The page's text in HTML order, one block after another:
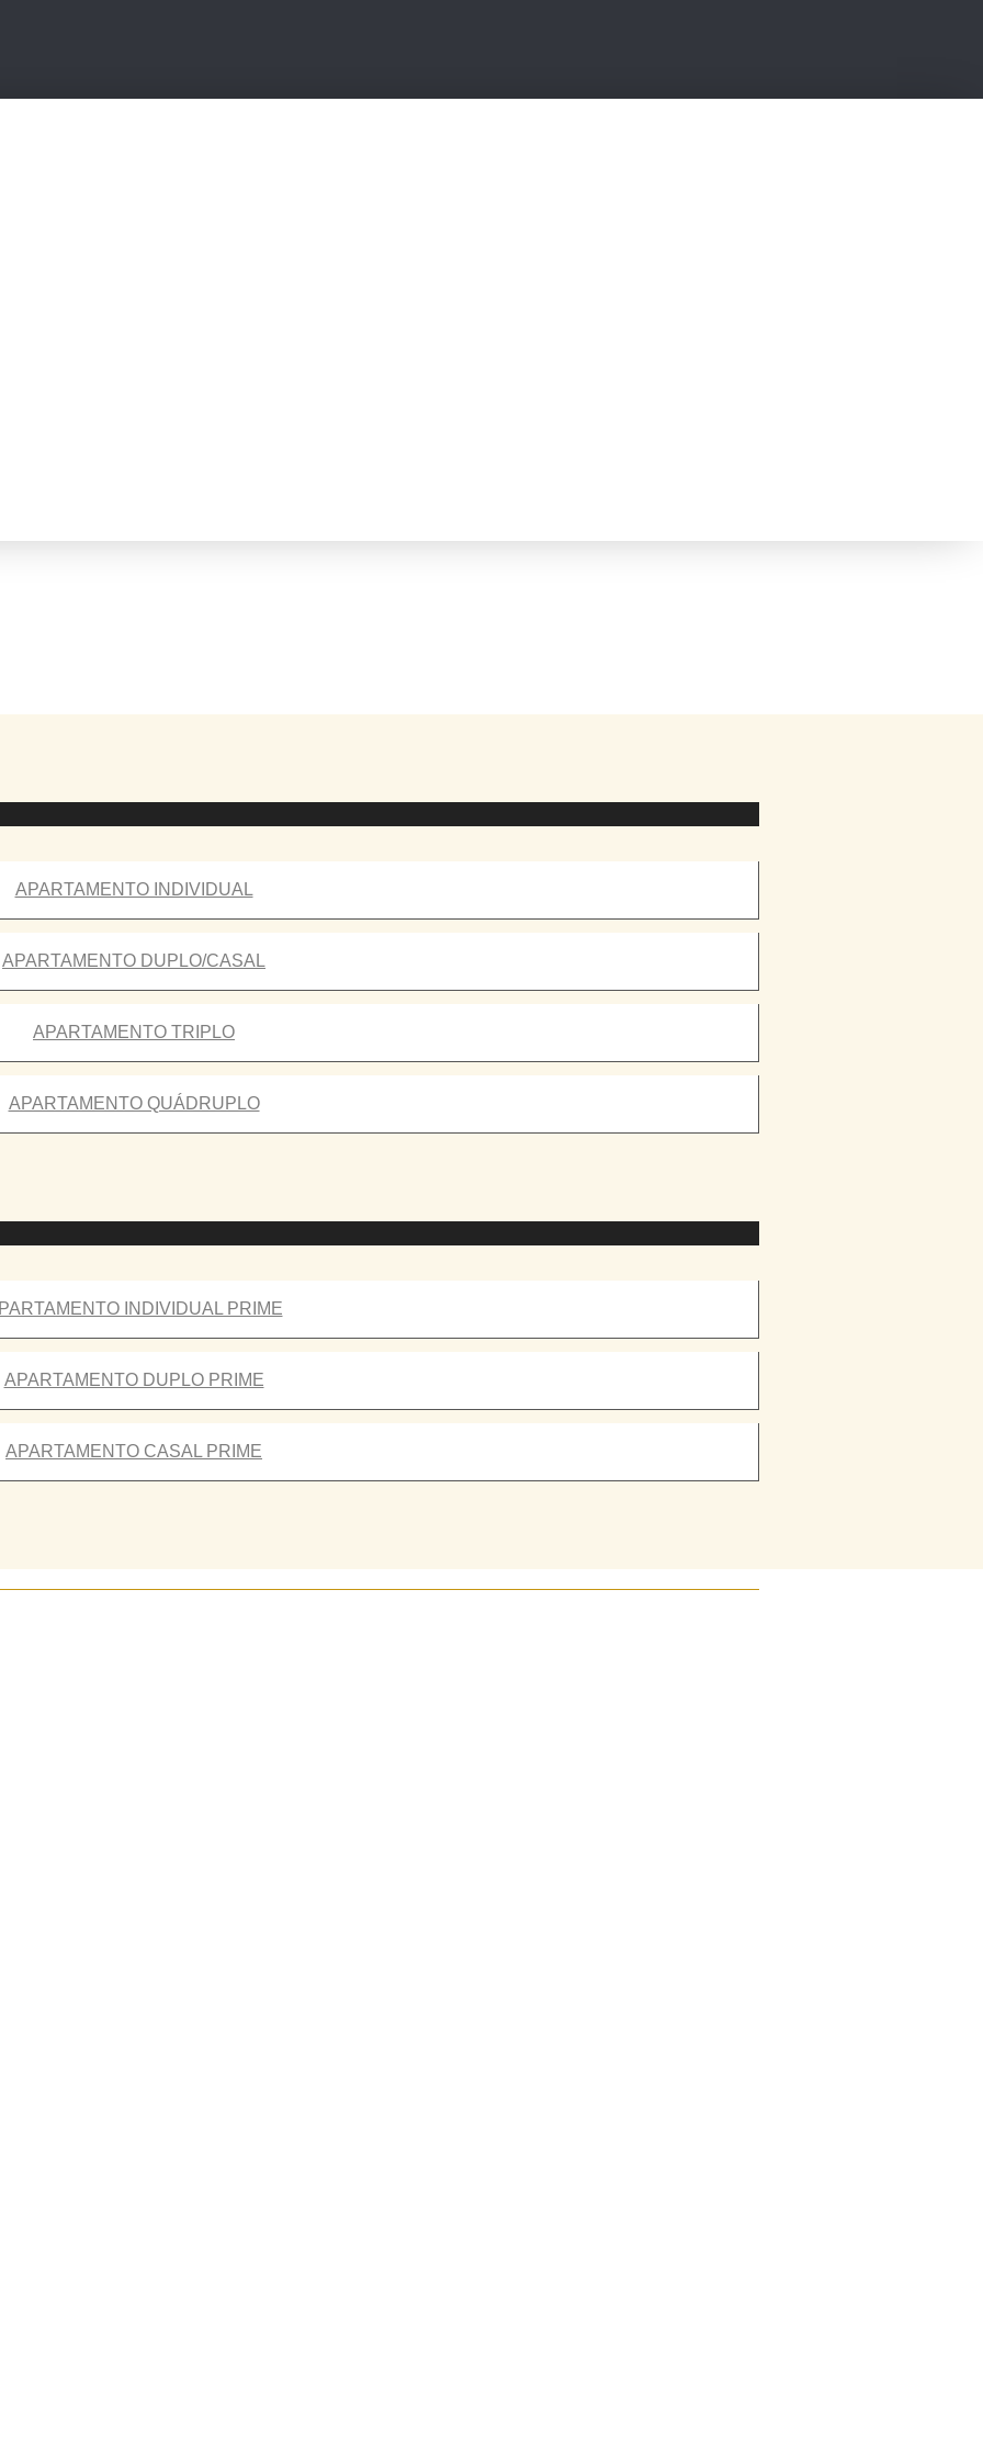
APARTAMENTO INDIVIDUAL
APARTAMENTO DUPLO/CASAL
APARTAMENTO TRIPLO
APARTAMENTO QUÁDRUPLO
INDIVIDUAL PRIME
APARTAMENTO DUPLO PRIME
APARTAMENTO CASAL PRIME